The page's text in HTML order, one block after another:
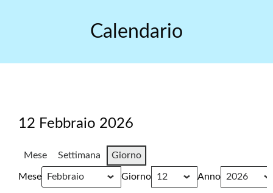
Calendario
12 Febbraio 2026
Mese Settimana Giorno
Mese Giorno Anno